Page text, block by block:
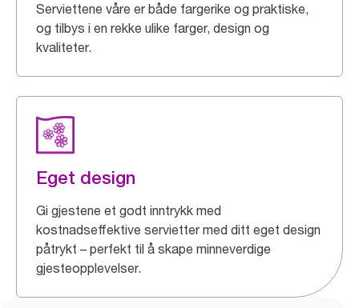
Serviettene våre er både fargerike og praktiske,
og tilbys i en rekke ulike farger, design og
kvaliteter.
Eget design
Gi gjestene et godt inntrykk med
kostnadseffektive servietter med ditt eget design
påtrykt – perfekt til å skape minneverdige
gjesteopplevelser.